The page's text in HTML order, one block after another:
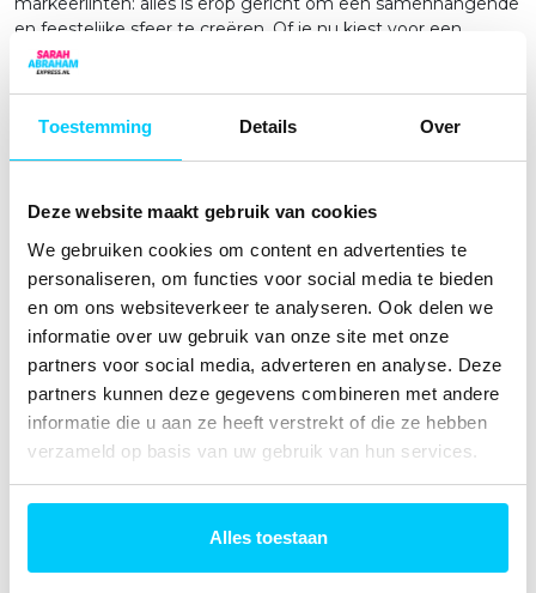
Toestemming Details Over
Deze website maakt gebruik van cookies
We gebruiken cookies om content en advertenties te
personaliseren, om functies voor social media te bieden
en om ons websiteverkeer te analyseren. Ook delen we
informatie over uw gebruik van onze site met onze
partners voor social media, adverteren en analyse. Deze
partners kunnen deze gegevens combineren met andere
informatie die u aan ze heeft verstrekt of die ze hebben
verzameld op basis van uw gebruik van hun services.
Alles toestaan
en feestelijke sfeer te creëren. Of je nu kiest voor een
verkeersbordthema, gouden accenten of iets anders, wij
zorgen ervoor dat de versiering en de pop een prachtig
nergens meer aan hoeft te denken. Je hebt alles wat je
een stijlvolle manier te vieren. En omdat het versierpakket
een verkoopartikel is, mag je het na gebruik gewoon
houden. Zo kun je de versiering eventueel opnieuw
gebruiken voor een ander feest of aan iemand anders
doorgeven.
Vragen of Advies? We Zijn Er Voor Je!
Heb je vragen over welk versierpakket het beste bij jouw
opblaasfiguur past? Of wil je tips voor het opzetten van de
perfecte feestlocatie? Ons team staat elke dag klaar om je
te helpen. Samen zorgen we ervoor dat jouw feest een
onvergetelijke ervaring wordt.
Met onze handige pakketten en gratis verzending heb je